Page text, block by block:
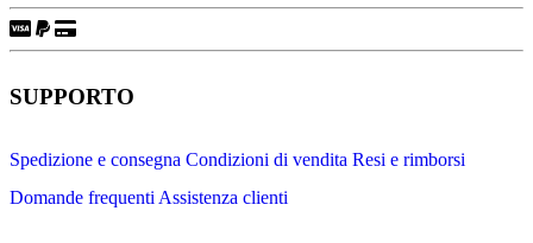
SUPPORTO
Spedizione e consegna Condizioni di vendita Resi e rimborsi
Domande frequenti Assistenza clienti